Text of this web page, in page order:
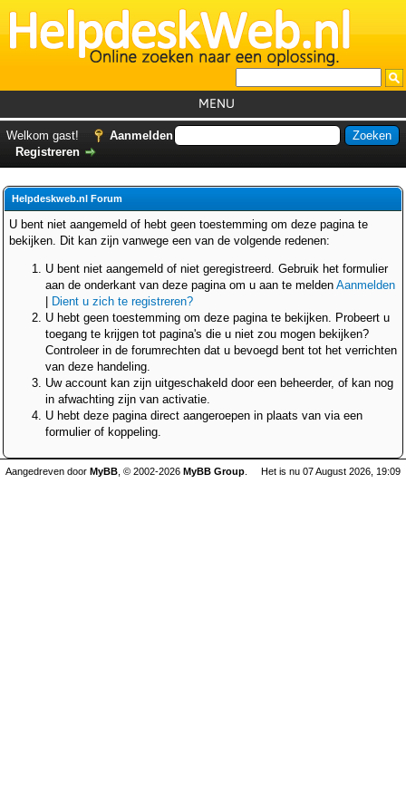
MENU
Helpdesks
Forum
Welkom gast!
Aanmelden
Registreren
Helpdeskweb.nl Forum
U bent niet aangemeld of hebt geen toestemming om deze pagina te
bekijken. Dit kan zijn vanwege een van de volgende redenen:
U bent niet aangemeld of niet geregistreerd. Gebruik het formulier
aan de onderkant van deze pagina om u aan te melden Aanmelden
Dient u zich te registreren?
U hebt geen toestemming om deze pagina te bekijken. Probeert u
toegang te krijgen tot pagina's die u niet zou mogen bekijken?
Controleer in de forumrechten dat u bevoegd bent tot het verrichten
van deze handeling.
Uw account kan zijn uitgeschakeld door een beheerder, of kan nog
in afwachting zijn van activatie.
U hebt deze pagina direct aangeroepen in plaats van via een
formulier of koppeling.
Het is nu 07 August 2026, 19:09
Aangedreven door MyBB , © 2002-2026 MyBB Group